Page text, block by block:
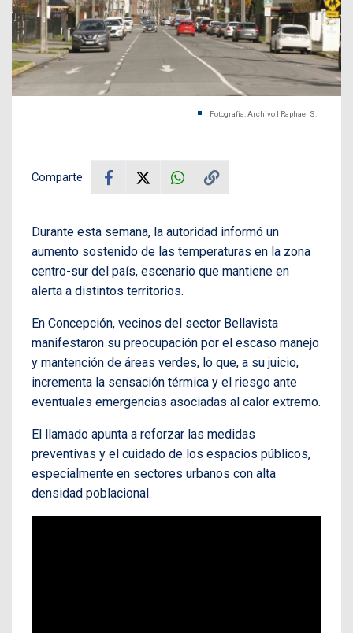
Fotografía: Archivo | Raphael S.
Comparte
Durante esta semana, la autoridad informó un
aumento sostenido de las temperaturas en la zona
centro-sur del país, escenario que mantiene en
alerta a distintos territorios.
En Concepción, vecinos del sector Bellavista
manifestaron su preocupación por el escaso manejo
y mantención de áreas verdes, lo que, a su juicio,
incrementa la sensación térmica y el riesgo ante
eventuales emergencias asociadas al calor extremo.
El llamado apunta a reforzar las medidas
preventivas y el cuidado de los espacios públicos,
especialmente en sectores urbanos con alta
densidad poblacional.